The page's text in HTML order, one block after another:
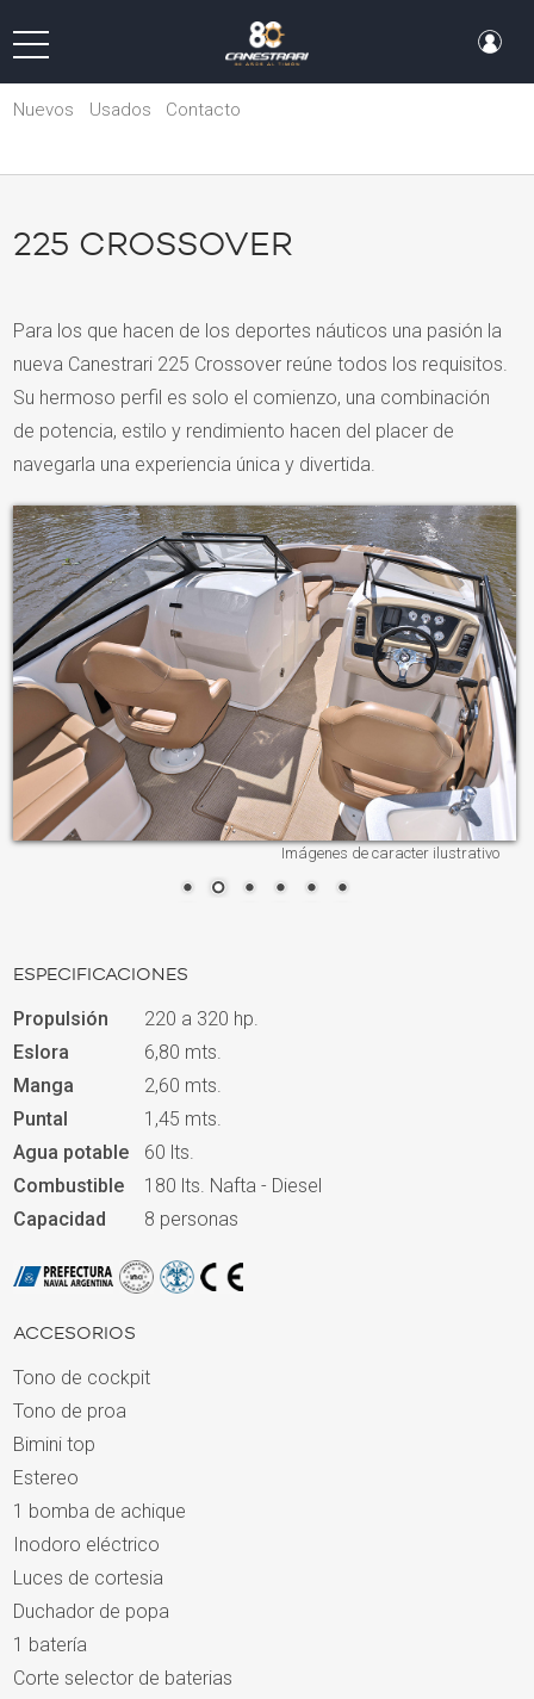
Nuevos Usados Contacto
225 CROSSOVER
Para los que hacen de los deportes náuticos una pasión la
nueva Canestrari 225 Crossover reúne todos los requisitos.
Su hermoso perfil es solo el comienzo, una combinación
de potencia, estilo y rendimiento hacen del placer de
navegarla una experiencia única y divertida.
Imágenes de caracter ilustrativo
ESPECIFICACIONES
Propulsión
220 a 320 hp.
Eslora
6,80 mts.
Manga
2,60 mts.
Puntal
1,45 mts.
Agua potable
60 lts.
Combustible
180 lts. Nafta - Diesel
Capacidad
8 personas
ACCESORIOS
Tono de cockpit
Tono de proa
Bimini top
Estereo
1 bomba de achique
Inodoro eléctrico
Luces de cortesia
Duchador de popa
1 batería
Corte selector de baterias